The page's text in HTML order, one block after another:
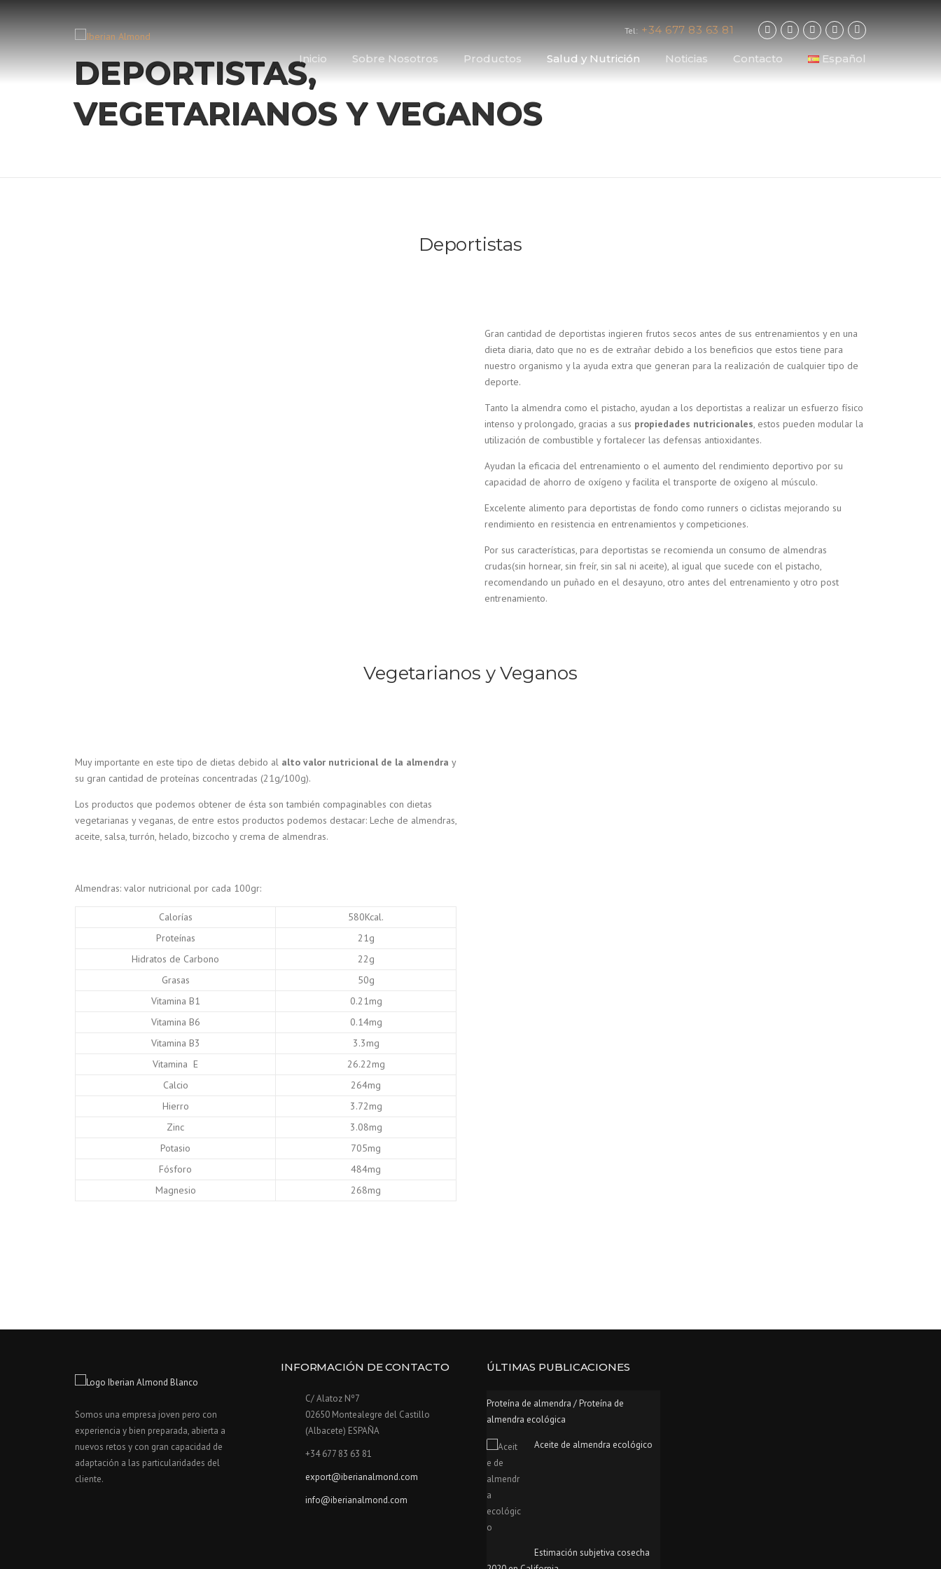
Tel: +34 677 83 63 81
Inicio Sobre Nosotros Productos Salud y Nutrición Noticias Contacto Español
DEPORTISTAS,
VEGETARIANOS Y VEGANOS
Deportistas
Gran cantidad de deportistas ingieren frutos secos antes de sus entrenamientos y en una
dieta diaria, dato que no es de extrañar debido a los beneficios que estos tiene para
nuestro organismo y la ayuda extra que generan para la realización de cualquier tipo de
deporte.
Tanto la almendra como el pistacho, ayudan a los deportistas a realizar un esfuerzo físico
intenso y prolongado, gracias a sus propiedades nutricionales, estos pueden modular la
utilización de combustible y fortalecer las defensas antioxidantes.
Ayudan la eficacia del entrenamiento o el aumento del rendimiento deportivo por su
capacidad de ahorro de oxígeno y facilita el transporte de oxígeno al músculo.
Excelente alimento para deportistas de fondo como runners o ciclistas mejorando su
rendimiento en resistencia en entrenamientos y competiciones.
Por sus características, para deportistas se recomienda un consumo de almendras
crudas(sin hornear, sin freír, sin sal ni aceite), al igual que sucede con el pistacho,
recomendando un puñado en el desayuno, otro antes del entrenamiento y otro post
entrenamiento.
Vegetarianos y Veganos
Muy importante en este tipo de dietas debido al alto valor nutricional de la almendra y
su gran cantidad de proteínas concentradas (21g/100g).
Los productos que podemos obtener de ésta son también compaginables con dietas
vegetarianas y veganas, de entre estos productos podemos destacar: Leche de almendras,
aceite, salsa, turrón, helado, bizcocho y crema de almendras.
Almendras: valor nutricional por cada 100gr:
Calorías
580Kcal.
Proteínas
21g
Hidratos de Carbono
22g
Grasas
50g
Vitamina B1
0.21mg
Vitamina B6
0.14mg
Vitamina B3
3.3mg
Vitamina E
26.22mg
Calcio
264mg
Hierro
3.72mg
Zinc
3.08mg
Potasio
705mg
Fósforo
484mg
Magnesio
268mg
Somos una empresa joven pero con
experiencia y bien preparada, abierta a
nuevos retos y con gran capacidad de
adaptación a las particularidades del
cliente.
INFORMACIÓN DE CONTACTO
C/ Alatoz Nº7
02650 Montealegre del Castillo
(Albacete) ESPAÑA
+34 677 83 63 81
export@iberianalmond.com
info@iberianalmond.com
ÚLTIMAS PUBLICACIONES
Proteína de almendra / Proteína de
almendra ecológica
Aceite de almendra ecológico
Estimación subjetiva cosecha